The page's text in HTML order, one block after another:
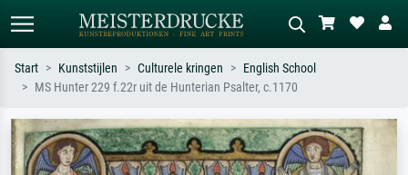
Zoek op kunstenaar, titel of stijl – bijv.
Monet, Sterrennacht, impressionisme,
Hokusai-golf, naakt.
Beschrijf de scène – bijv. groene
weide, abstract met veel rood, donker
olieverfschilderij, staand naakt naast
Start Kunststijlen Culturele kringen
English School
MS Hunter 229 f.22r uit de Hunterian Psalter, c.1170